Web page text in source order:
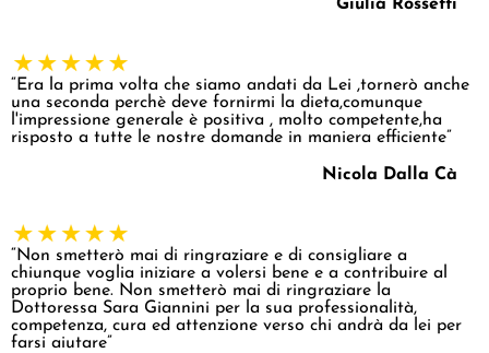
Giulia Rossetti
“Era la prima volta che siamo andati da Lei ,tornerò anche
una seconda perchè deve fornirmi la dieta,comunque
l'impressione generale è positiva , molto competente,ha
risposto a tutte le nostre domande in maniera efficiente”
Nicola Dalla Cà
“Non smetterò mai di ringraziare e di consigliare a
chiunque voglia iniziare a volersi bene e a contribuire al
proprio bene. Non smetterò mai di ringraziare la
Dottoressa Sara Giannini per la sua professionalità,
competenza, cura ed attenzione verso chi andrà da lei per
farsi aiutare”